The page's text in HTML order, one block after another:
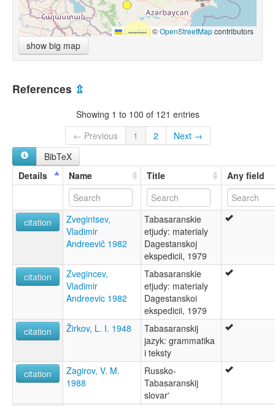
Leaflet |©OpenStreetMapcontributors
show big map
References ⇫
Showing 1 to 100 of 121 entries
← Previous
1 2
Next →
BibTeX
Details
Name Title Any field
citation
Zvegintsev,
Vladimir
Andreevič 1982
Tabasaranskie
etjudy: materialy
Dagestanskoj
ekspedicii, 1979
citation
Zvegincev,
Vladimir
Andreevic 1982
Tabasaranskie
etjudy: materialy
Dagestanskoi
ekspedicii, 1979
citation
Žirkov, L. I. 1948
Tabasaranskij
jazyk: grammatika
i teksty
citation
Zagirov, V. M.
1988
Russko-
Tabasaranskij
slovar'